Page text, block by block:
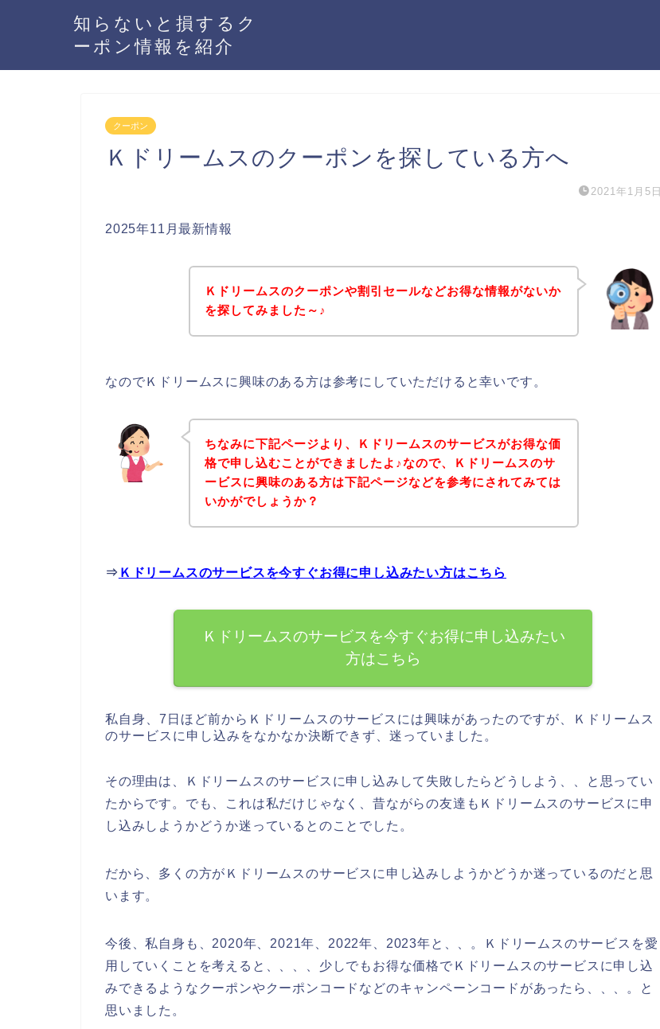
知らないと損するク
ーポン情報を紹介
クーポン
Ｋドリームスのクーポンを探している方へ
2021年1月5日
2025年11月最新情報
Ｋドリームスのクーポンや割引セールなどお得な情報がないか
を探してみました～♪
なのでＫドリームスに興味のある方は参考にしていただけると幸いです。
ちなみに下記ページより、Ｋドリームスのサービスがお得な価
格で申し込むことができましたよ♪なので、Ｋドリームスのサ
ービスに興味のある方は下記ページなどを参考にされてみては
いかがでしょうか？
⇒ Ｋドリームスのサービスを今すぐお得に申し込みたい方はこちら
Ｋドリームスのサービスを今すぐお得に申し込みたい
方はこちら
私自身、7日ほど前からＫドリームスのサービスには興味があったのですが、Ｋドリームス
のサービスに申し込みをなかなか決断できず、迷っていました。
その理由は、Ｋドリームスのサービスに申し込みして失敗したらどうしよう、、と思ってい
たからです。でも、これは私だけじゃなく、昔ながらの友達もＫドリームスのサービスに申
し込みしようかどうか迷っているとのことでした。
だから、多くの方がＫドリームスのサービスに申し込みしようかどうか迷っているのだと思
います。
今後、私自身も、2020年、2021年、2022年、2023年と、、。Ｋドリームスのサービスを愛
用していくことを考えると、、、、少しでもお得な価格でＫドリームスのサービスに申し込
みできるようなクーポンやクーポンコードなどのキャンペーンコードがあったら、、、。と
思いました。